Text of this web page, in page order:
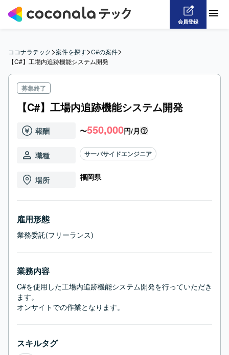
会員登録
ココナラテック>案件を探す>C#の案件>
【C#】工場内追跡機能システム開発
募集終了
【C#】工場内追跡機能システム開発
報酬 〜550,000円/月
職種 サーバサイドエンジニア
場所 福岡県
雇用形態
業務委託(フリーランス)
業務内容
C#を使用した工場内追跡機能システム開発を行っていただき
ます。
オンサイトでの作業となります。
スキルタグ